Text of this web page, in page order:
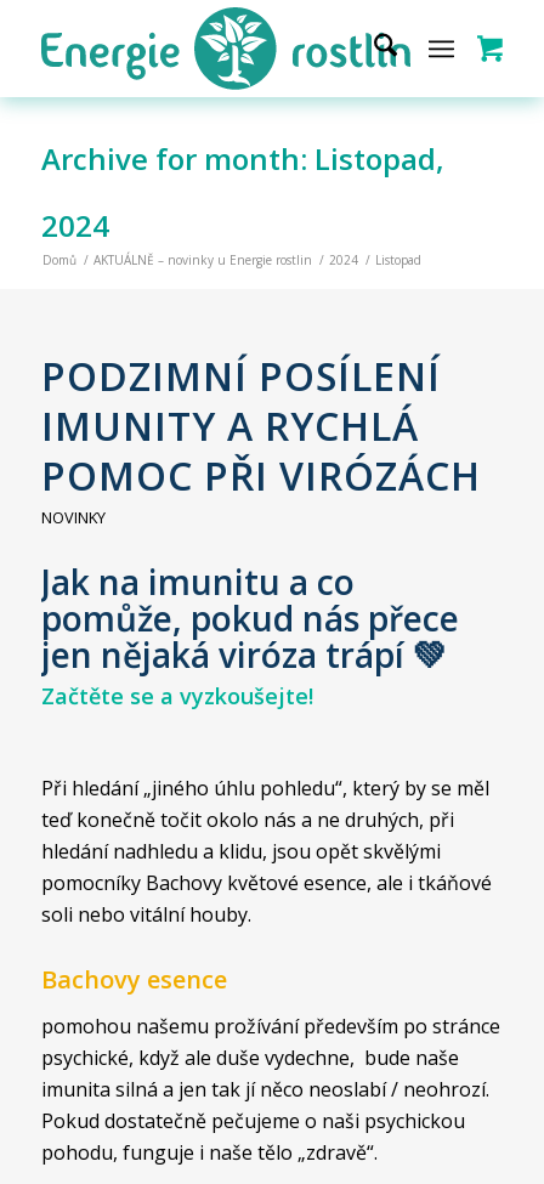
Archive for month: Listopad,
2024
Domů / AKTUÁLNĚ – novinky u Energie rostlin / 2024 / Listopad
PODZIMNÍ POSÍLENÍ
IMUNITY A RYCHLÁ
POMOC PŘI VIRÓZÁCH
NOVINKY
Jak na imunitu a co
pomůže, pokud nás přece
jen nějaká viróza trápí 💚
Začtěte se a vyzkoušejte!
Při hledání „jiného úhlu pohledu“, který by se měl
teď konečně točit okolo nás a ne druhých, při
hledání nadhledu a klidu, jsou opět skvělými
pomocníky Bachovy květové esence, ale i tkáňové
soli nebo vitální houby.
Bachovy esence
pomohou našemu prožívání především po stránce
psychické, když ale duše vydechne, bude naše
imunita silná a jen tak jí něco neoslabí / neohrozí.
Pokud dostatečně pečujeme o naši psychickou
pohodu, funguje i naše tělo „zdravě“.